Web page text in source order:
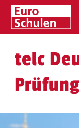
telc
Prüfung